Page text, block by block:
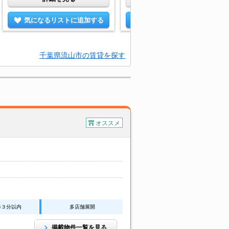
気になるリストに追加する
千葉県流山市の賃貸を探す
オススメ
分以内 多店舗展開
掲載物件一覧を見る